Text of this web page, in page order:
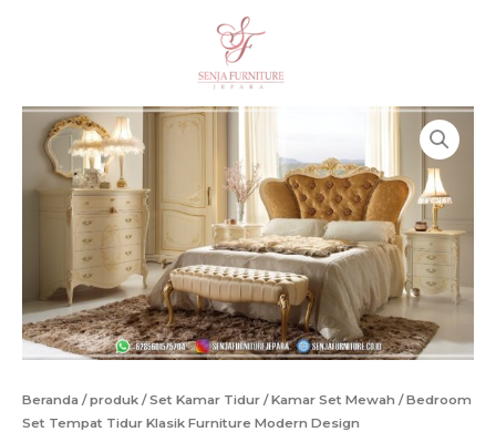
Beranda /produk /Set Kamar Tidur /Kamar Set Mewah / Bedroom
Set Tempat Tidur Klasik Furniture Modern Design